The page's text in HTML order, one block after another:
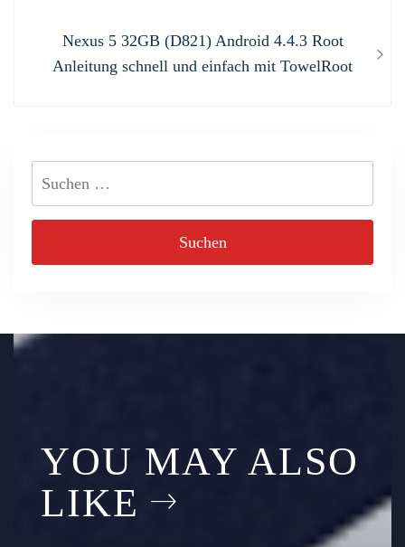
Next
post:
Nexus 5 32GB (D821) Android 4.4.3 Root
Anleitung schnell und einfach mit TowelRoot
YOU MAY ALSO
LIKE